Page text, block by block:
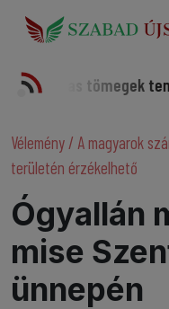
tömegek temették az
Vélemény / A magyarok
területén érzékelhető
Ógyallán
mise
ünnepén